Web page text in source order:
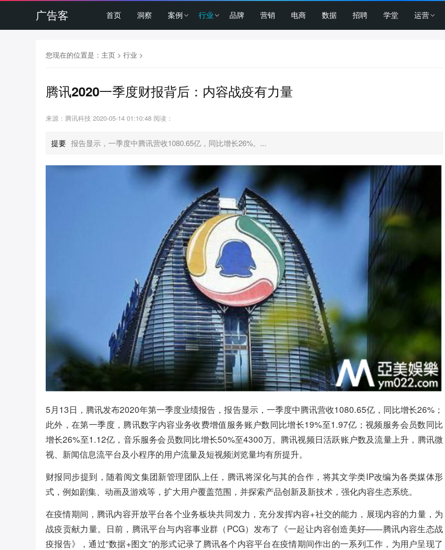
广告客 首页 洞察 案例 行业 品牌 营销 电商 数据 招聘 学堂 运营
您现在的位置是： 主页 > 行业 >
腾讯2020一季度财报背后：内容战疫有力量
来源：腾讯科技 2020-05-14 01:10:48 阅读：
提要 报告显示，一季度中腾讯营收1080.65亿，同比增长26%。...
5月13日，腾讯发布2020年第一季度业绩报告，报告显示，一季度中腾讯营收1080.65亿，同比增长26%；
此外，在第一季度，腾讯数字内容业务收费增值服务账户数同比增长19%至1.97亿；视频服务会员数同比
增长26%至1.12亿，音乐服务会员数同比增长50%至4300万。腾讯视频日活跃账户数及流量上升，腾讯微
视、新闻信息流平台及小程序的用户流量及短视频浏览量均有所提升。
财报同步提到，随着阅文集团新管理团队上任，腾讯将深化与其的合作，将其文学类IP改编为各类媒体形
式，例如剧集、动画及游戏等，扩大用户覆盖范围，并探索产品创新及新技术，强化内容生态系统。
在疫情期间，腾讯内容开放平台各个业务板块共同发力，充分发挥内容+社交的能力，展现内容的力量，为
战疫贡献力量。日前，腾讯平台与内容事业群（PCG）发布了《一起让内容创造美好——腾讯内容生态战
疫报告》，通过“数据+图文”的形式记录了腾讯各个内容平台在疫情期间作出的一系列工作，为用户呈现了